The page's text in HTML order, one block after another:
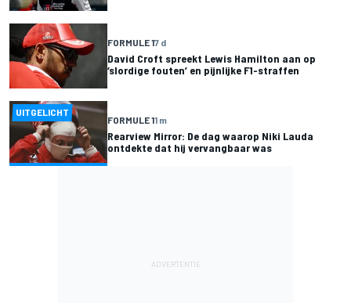
FORMULE 17 d
David Croft spreekt Lewis Hamilton aan op
‘slordige fouten’ en pijnlijke F1-straffen
UITGELICHT
FORMULE 11 m
Rearview Mirror: De dag waarop Niki Lauda
ontdekte dat hij vervangbaar was